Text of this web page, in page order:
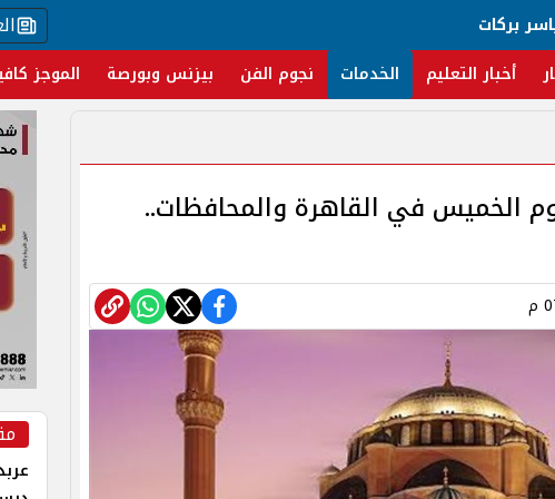
بركات
أخبار التعليم الخدمات نجوم الفن بيزنس وبورصة الموجز
الخميس في القاهرة والمحافظات..